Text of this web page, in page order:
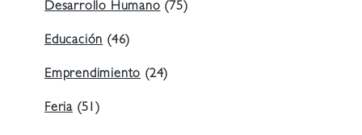
Desarrollo Humano(75)
Educación(46)
Emprendimiento(24)
Feria (51)